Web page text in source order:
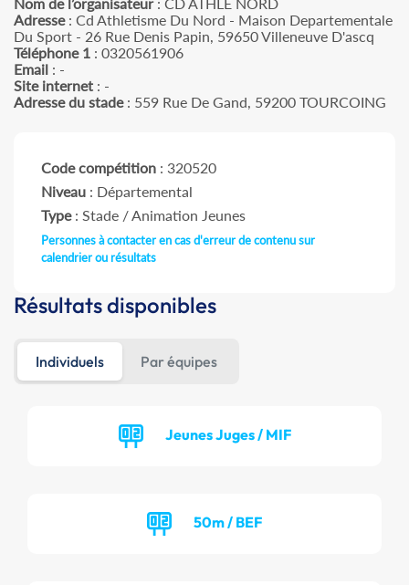
Adresse: Cd Athletisme Du Nord - Maison Departementale
Du Sport - 26 Rue Denis Papin, 59650 Villeneuve D'ascq
Téléphone 1 : 0320561906
Email : -
Site internet : -
Adresse du stade: 559 Rue De Gand, 59200 TOURCOING
Code compétition : 320520
Niveau : Départemental
Type: Stade / Animation Jeunes
Personnes à contacter en cas d'erreur de contenu sur
calendrier ou résultats
Résultats disponibles
Individuels Par équipes
Jeunes Juges / MIF
50m / BEF